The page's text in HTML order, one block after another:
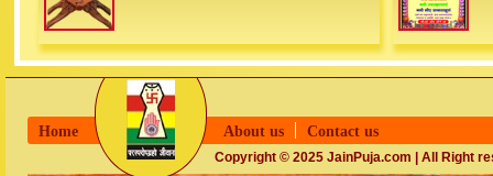
Home About us Contact us
Copyright © 2025 JainPuja.com | All Right